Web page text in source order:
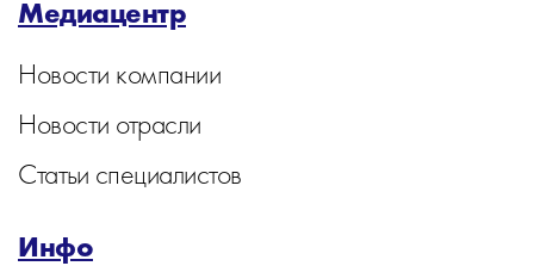
Медиацентр
Новости компании
Новости отрасли
Статьи специалистов
Инфо